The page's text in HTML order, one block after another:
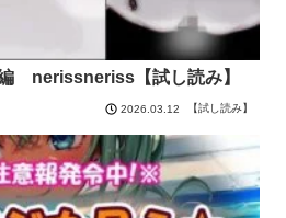
編 nerissneriss【試し読み】
2026.03.12 【試し読み】